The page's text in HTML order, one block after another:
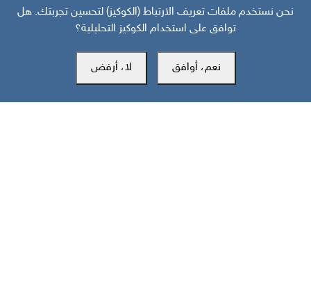
المكتب الرئيسي
نحن نستخدم ملفات تعريف الارتباط (الكوكيز) لتحسين تجربتك. هل
توافق على استخدام الكوكيز التحليلية؟
نعم، أوافق لا، أرفض